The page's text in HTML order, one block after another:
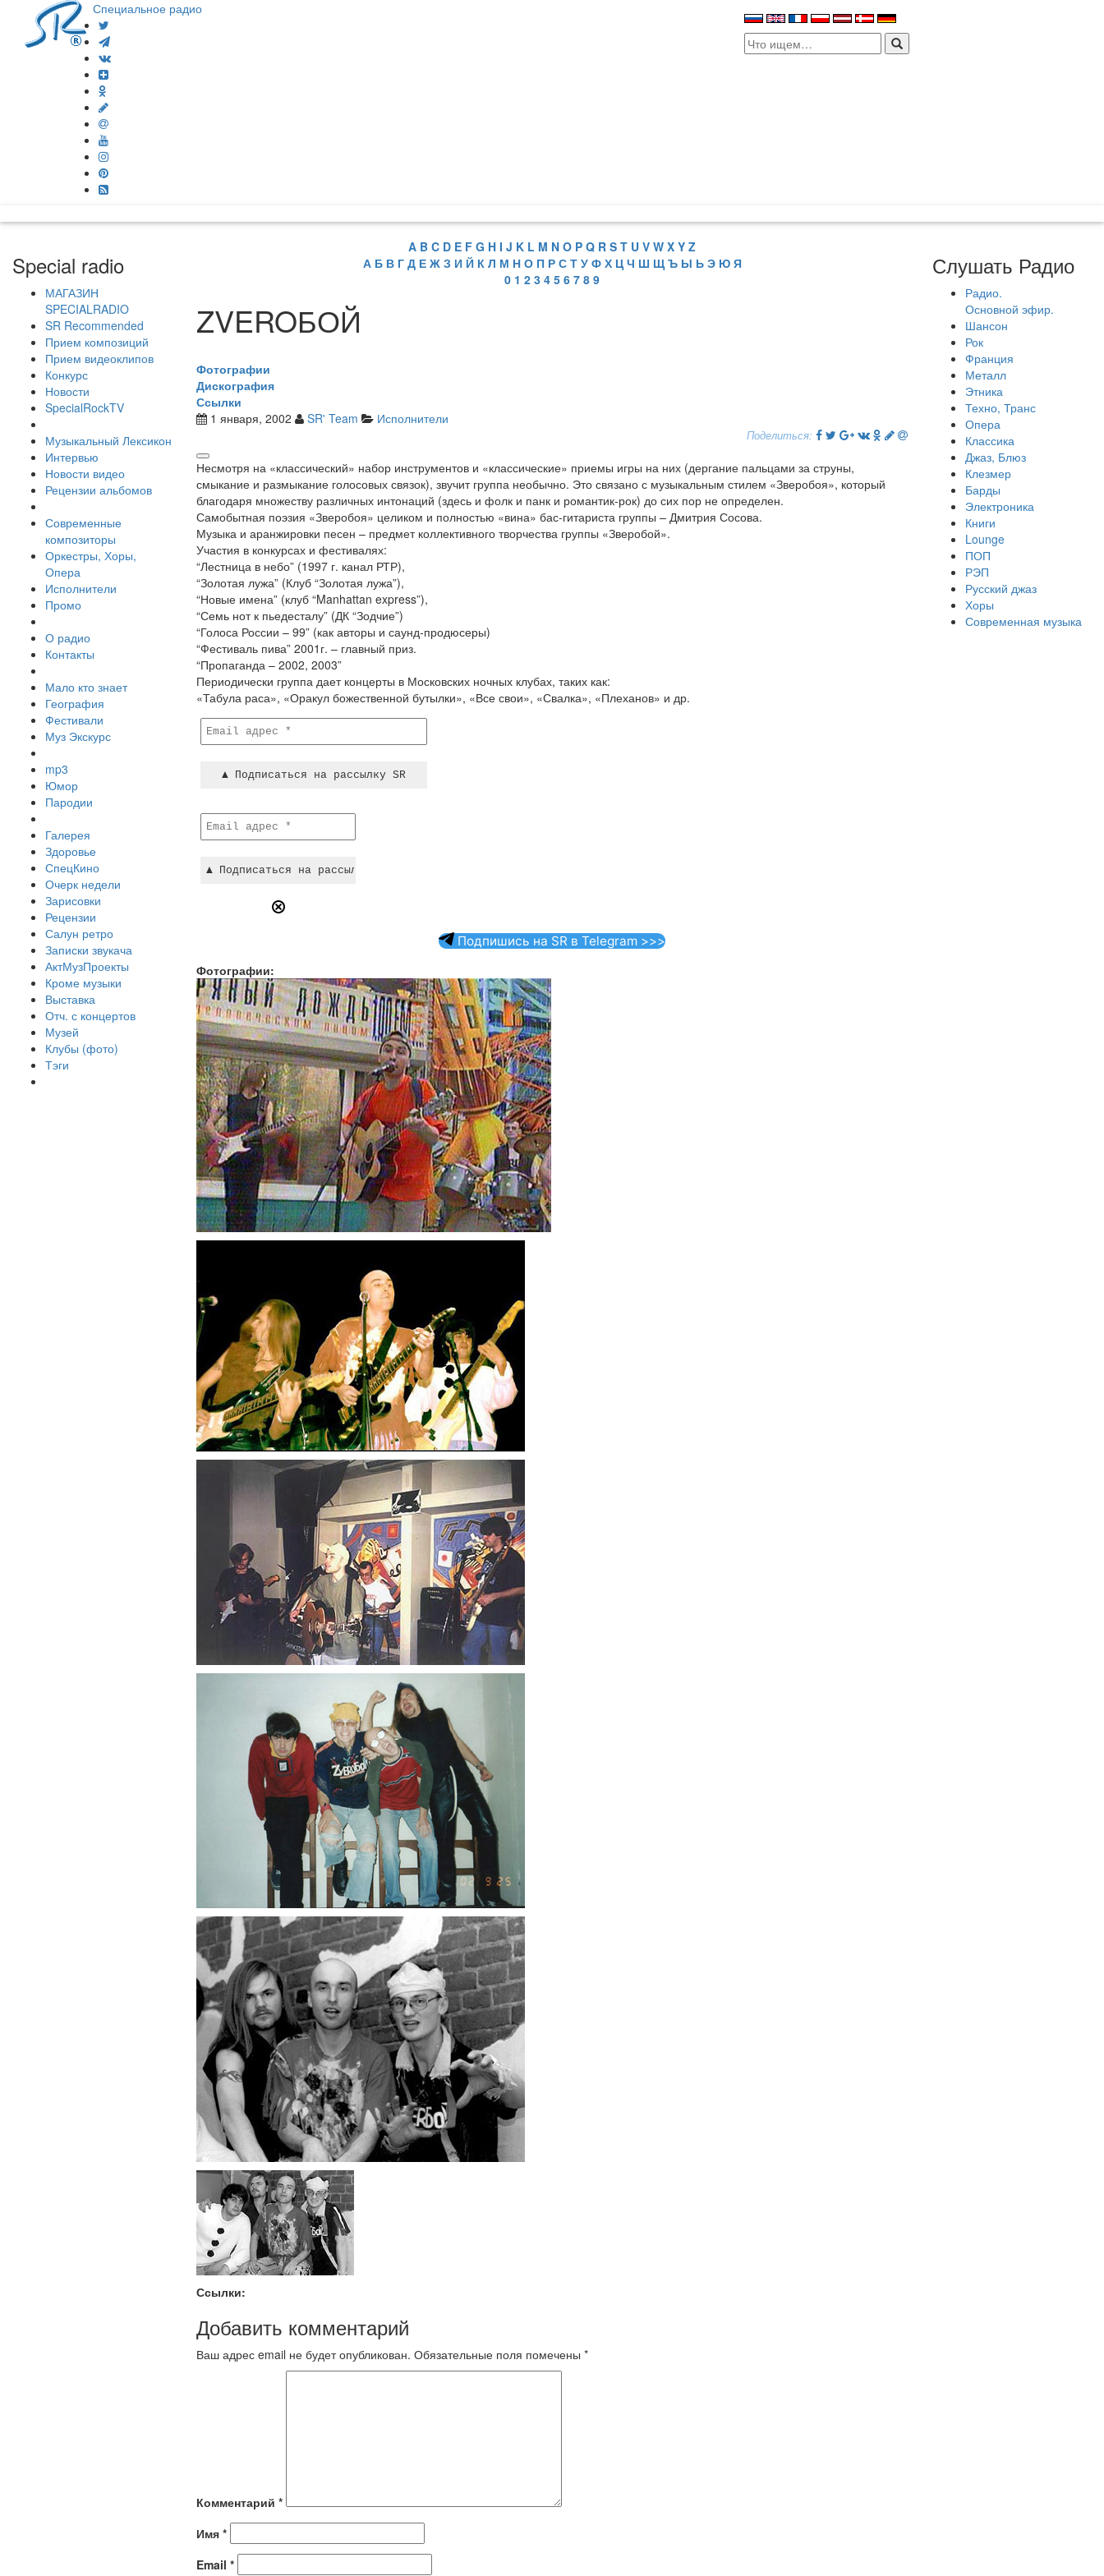
Специальное радио
Search
for:
Special radio
МАГАЗИН
SPECIALRADIO
SR Recommended
Прием композиций
Прием видеоклипов
Конкурс
Новости
SpecialRockTV
Музыкальный Лексикон
Интервью
Новости видео
Рецензии альбомов
Современные
композиторы
Оркестры, Хоры,
Опера
Исполнители
Промо
О радио
Контакты
Мало кто знает
География
Фестивали
Муз Экскурс
mp3
Юмор
Пародии
Галерея
Здоровье
СпецКино
Очерк недели
Зарисовки
Рецензии
Салун ретро
Записки звукача
АктМузПроекты
Кроме музыки
Выставка
Отч. с концертов
Музей
Клубы (фото)
Тэги
A B C D E F G H I J K L M N O P Q R S T U V W X Y Z
А Б В Г Д Е Ж З И Й К Л М Н О П Р С Т У Ф Х Ц Ч Ш Щ Ъ Ы Ь Э Ю Я
0 1 2 3 4 5 6 7 8 9
ZVEROБОЙ
Фотографии
Дискография
Ссылки
1 января, 2002
SR' Team Исполнители
Поделиться:
Несмотря на «классический» набор инструментов и «классические» приемы игры на них (дергание пальцами за струны,
смыкание и размыкание голосовых связок), звучит группа необычно. Это связано с музыкальным стилем «Зверобоя», который
благодаря множеству различных интонаций (здесь и фолк и панк и романтик-рок) до сих пор не определен.
Самобытная поэзия «Зверобоя» целиком и полностью «вина» бас-гитариста группы – Дмитрия Сосова.
Музыка и аранжировки песен – предмет коллективного творчества группы «Зверобой».
Участия в конкурсах и фестивалях:
“Лестница в небо” (1997 г. канал РТР),
“Золотая лужа” (Клуб “Золотая лужа”),
“Новые имена” (клуб “Manhattan express”),
“Семь нот к пьедесталу” (ДК “Зодчие”)
“Голоса России – 99” (как авторы и саунд-продюсеры)
“Фестиваль пива” 2001г. – главный приз.
“Пропаганда – 2002, 2003”
Периодически группа дает концерты в Московских ночных клубах, таких как:
«Табула раса», «Оракул божественной бутылки», «Все свои», «Свалка», «Плеханов» и др.
Подпишись на SR в Telegram >>>
Фотографии:
Ссылки:
Добавить комментарий
Ваш адрес email не будет опубликован. Обязательные поля помечены *
Комментарий *
Имя *
Email *
Слушать Радио
Радио.
Основной эфир.
Шансон
Рок
Франция
Металл
Этника
Техно, Транс
Опера
Классика
Джаз, Блюз
Клезмер
Барды
Электроника
Книги
Lounge
ПОП
РЭП
Русский джаз
Хоры
Современная музыка